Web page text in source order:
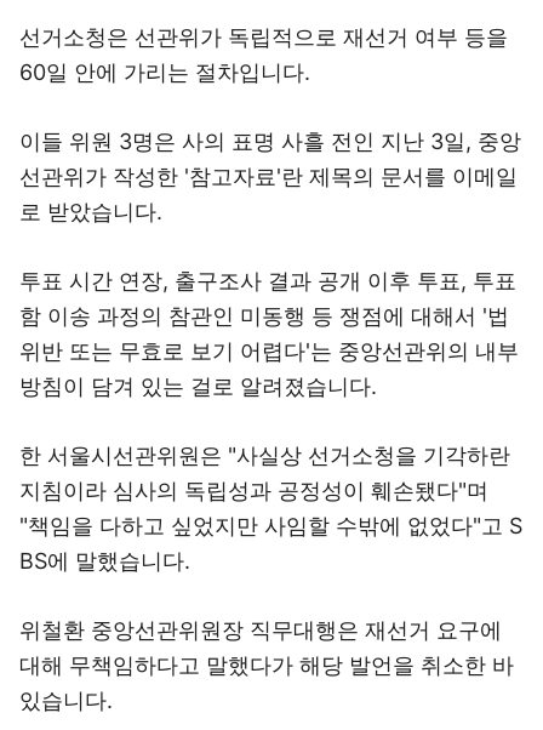
선거소청은 선관위가 독립적으로 재선거 여부 등을
60일 안에 가리는 절차입니다.
이들 위원 3명은 사의 표명 사흘 전인 지난 3일, 중앙
선관위가 작성한 '참고자료'란 제목의 문서를 이메일
로 받았습니다.
투표 시간 연장, 출구조사 결과 공개 이후 투표, 투표
함 이송 과정의 참관인 미동행 등 쟁점에 대해서 '법
위반 또는 무효로 보기 어렵다'는 중앙선관위의 내부
방침이 담겨 있는 걸로 알려졌습니다.
한 서울시선관위원은 "사실상 선거소청을 기각하란
지침이라 심사의 독립성과 공정성이 훼손됐다"며
"책임을 다하고 싶었지만 사임할 수밖에 없었다"고 S
BS에 말했습니다.
위철환 중앙선관위원장 직무대행은 재선거 요구에
대해 무책임하다고 말했다가 해당 발언을 취소한 바
있습니다.